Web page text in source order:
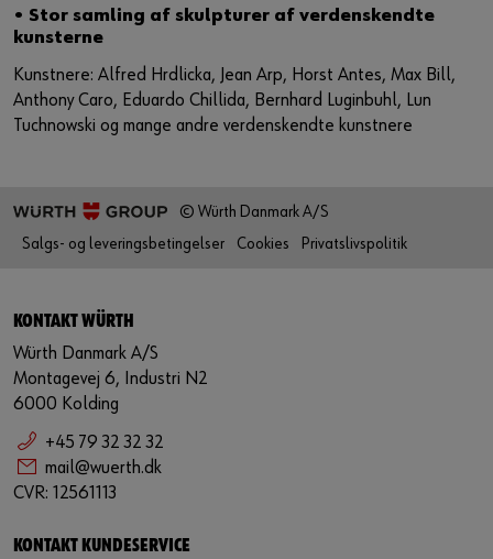
• Stor samling af skulpturer af verdenskendte
kunsterne
Kunstnere: Alfred Hrdlicka, Jean Arp, Horst Antes, Max Bill,
Anthony Caro, Eduardo Chillida, Bernhard Luginbuhl, Lun
Tuchnowski og mange andre verdenskendte kunstnere
© Würth Danmark A/S
Salgs- og leveringsbetingelser
Cookies Privatslivspolitik
KONTAKT WÜRTH
Würth Danmark A/S
Montagevej 6, Industri N2
6000 Kolding
+45 79 32 32 32
mail@wuerth.dk
CVR: 12561113
KONTAKT KUNDESERVICE